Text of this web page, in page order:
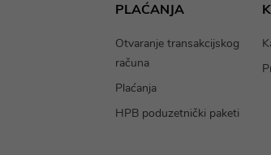
PLAĆANJA
Otvaranje transakcijskog
računa
Plaćanja
HPB poduzetnički paketi